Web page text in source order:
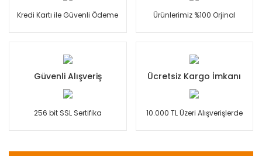
Kredi Kartı ile Güvenli Ödeme Ürünlerimiz %100 Orjinal
Güvenli Alışveriş
256 bit SSL Sertifika
Ücretsiz Kargo İmkanı
10.000 TL Üzeri Alışverişlerde